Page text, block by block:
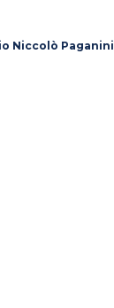
Niccolò Paganini